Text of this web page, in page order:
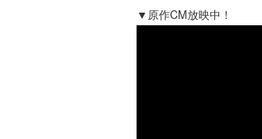
▼原作CM放映中！